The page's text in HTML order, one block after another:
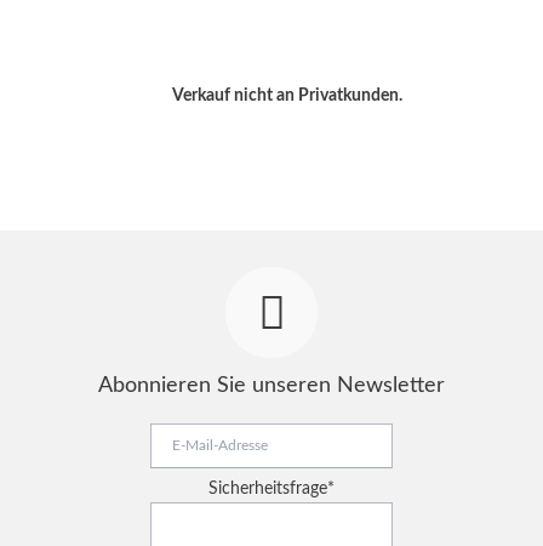
Verkauf nicht an Privatkunden.
Abonnieren Sie unseren Newsletter
Adresse
Pflichtfeld
Sicherheitsfrage*